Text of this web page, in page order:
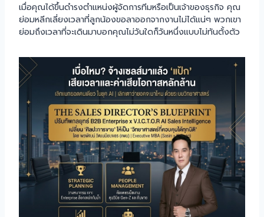
เมื่อคุณได้ขึ้นดำรงตำแหน่งผู้จัดการทีมหรือเป็นเจ้าของธุรกิจ คุณ
ย่อมหลีกเลี่ยงเวลาที่ลูกน้องขอลาออกจากงานไม่ได้แน่ๆ พวกเขา
ย่อมถึงเวลาที่จะเดินมาบอกคุณไม่วันใดก็วันหนึ่งแบบไม่ทันตั้งตัว